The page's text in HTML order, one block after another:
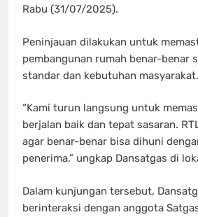
Rabu (31/07/2025).
Peninjauan dilakukan untuk
pembangunan rumah benar-benar
standar dan kebutuhan masyarakat.
“Kami turun langsung untuk
berjalan baik dan tepat sasaran.
agar benar-benar bisa dihuni
penerima,” ungkap Dansatgas di
Dalam kunjungan tersebut,
berinteraksi dengan anggota